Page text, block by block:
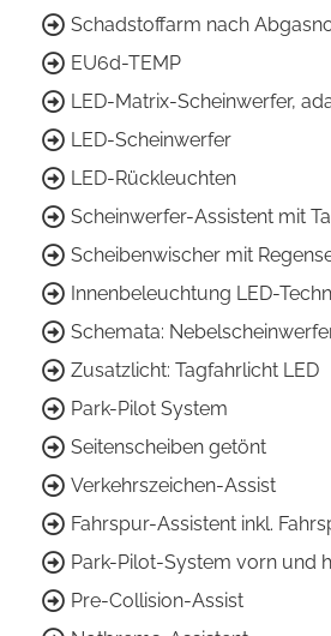
Schadstoffarm nach
EU6d-TEMP
LED-Matrix-Scheinwerfer,
LED-Scheinwerfer
LED-Rückleuchten
Scheinwerfer-Assistent mit
Scheibenwischer mit
Innenbeleuchtung LED-
Schemata:
Zusatzlicht: Tagfahrlicht LED
Park-Pilot System
Seitenscheiben getönt
Verkehrszeichen-Assist
Fahrspur-Assistent inkl.
Park-Pilot-System vorn und
Pre-Collision-Assist